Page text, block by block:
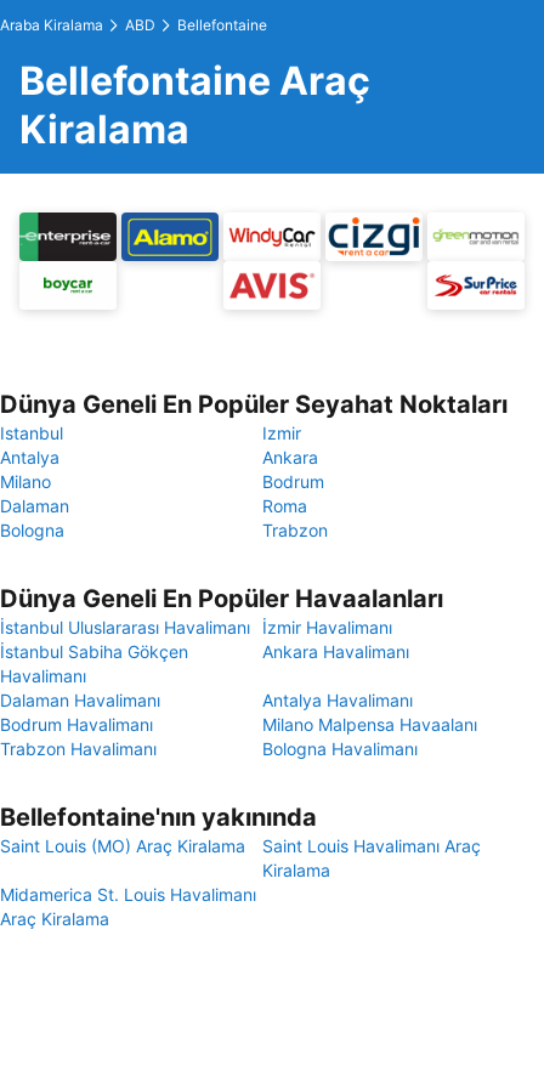
Araba Kiralama ABD Bellefontaine
Bellefontaine Araç
Kiralama
Dünya Geneli En Popüler Seyahat Noktaları
Istanbul
Izmir
Antalya
Ankara
Milano
Bodrum
Dalaman
Roma
Bologna
Trabzon
Dünya Geneli En Popüler Havaalanları
İstanbul Uluslararası Havalimanı
İzmir Havalimanı
İstanbul Sabiha Gökçen
Havalimanı
Ankara Havalimanı
Dalaman Havalimanı
Antalya Havalimanı
Bodrum Havalimanı
Milano Malpensa Havaalanı
Trabzon Havalimanı
Bologna Havalimanı
Bellefontaine'nın yakınında
Saint Louis (MO) Araç Kiralama
Saint Louis Havalimanı Araç
Kiralama
Midamerica St. Louis Havalimanı
Araç Kiralama